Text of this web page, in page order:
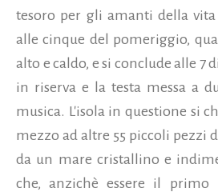
tesoro per gli amanti della
alle cinque del pomeriggio,
alto e caldo, e si conclude alle 7
in riserva e la testa messa a
musica. L'isola in questione si
mezzo ad altre 55 piccoli pezzi
da un mare cristallino e
che, anzichè essere il primo